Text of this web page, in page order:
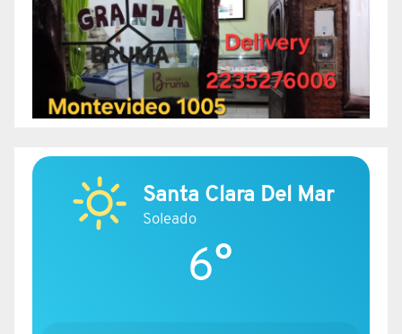
Santa Clara Del Mar
Soleado
6°